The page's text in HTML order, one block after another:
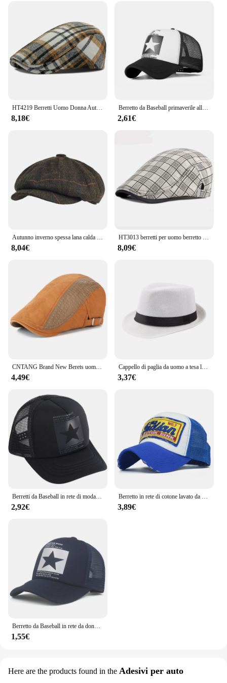
HT4219 Berretti Uomo Donna Autunno Inverno Cappello Vintage Plaid Ivy Berretto piatto Retro Artista Pittore Berretto di lana Cappello Maschio Femmina Berretto
8,18€
Berretto da Baseball primaverile alla moda cappelli a rete Snapback berretti Hip Hop berretti da uomo Cool cappello da sole Casual all'aperto femminile
2,61€
Autunno inverno spessa lana calda a spina di pesce berretto da strillone uomo Cabbie berretto cappelli cappello ottagonale cappelli da Detective Retro Driver berretti piatti
8,04€
HT3013 berretti per uomo berretto uomo donna primavera estate cappello Retro Plaid berretto piatto Unisex traspirante cappello da sole berretto regolabile berretto
8,09€
CNTANG Brand New Berets uomo moda Vintage cappello visiera Flat Skull Cap Beret Newsboy Caps per uomo in cotone regolabile di alta qualità
4,49€
Cappello di paglia da uomo a tesa larga alla moda donna estate tinta unita fedora Jazz berretto da sole cappelli da Cowboy Panama Casual all'aperto
3,37€
Berretti da Baseball in rete di moda per uomo donna cappelli estivi traspiranti con stelle Snapback Sport all'aria aperta cappello da camionista da sole Dropshipping
2,92€
Berretto in rete di cotone lavato da pesca di marca per uomo donna berretti Snapback Gorras berretti da Baseball Casquette Dad Hat outdoor Cap
3,89€
Berretto da Baseball in rete da donna e da uomo berretto da Baseball in osso Snapback con stampa a stella Casual berretto nero con lettera Casquette
1,55€
Here are the products found in the Adesivi per auto